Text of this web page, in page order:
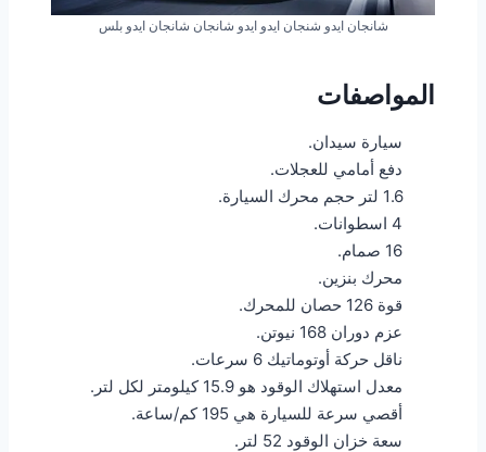
شانجان ايدو شنجان ايدو ايدو شانجان شانجان ايدو بلس
المواصفات
سيارة سيدان.
دفع أمامي للعجلات.
1.6 لتر حجم محرك السيارة.
4 اسطوانات.
16 صمام.
محرك بنزين.
قوة 126 حصان للمحرك.
عزم دوران 168 نيوتن.
ناقل حركة أوتوماتيك 6 سرعات.
معدل استهلاك الوقود هو 15.9 كيلومتر لكل لتر.
أقصي سرعة للسيارة هي 195 كم/ساعة.
سعة خزان الوقود 52 لتر.